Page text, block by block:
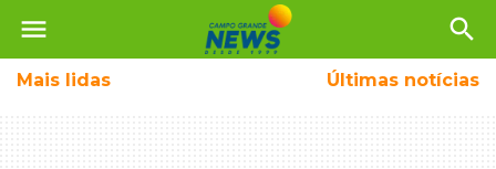
menu search
Mais lidas Últimas notícias